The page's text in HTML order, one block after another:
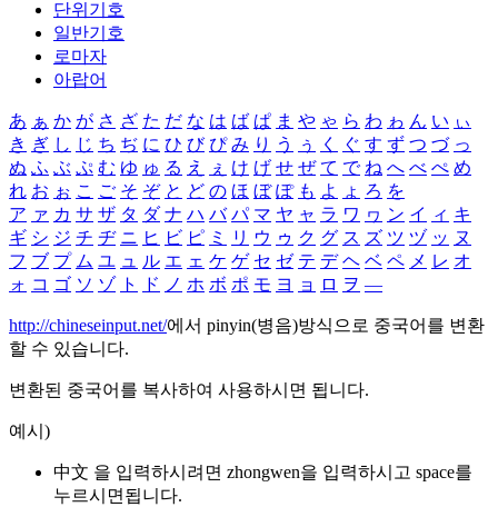
단위기호
일반기호
로마자
아랍어
あ ぁ か が さ ざ た だ な は ば ぱ ま や ゃ ら わ ゎ ん い ぃ
き ぎ し じ ち ぢ に ひ び ぴ み り う ぅ く ぐ す ず つ づ っ
ぬ ふ ぶ ぷ む ゆ ゅ る え ぇ け げ せ ぜ て で ね へ べ ぺ め
れ お ぉ こ ご そ ぞ と ど の ほ ぼ ぽ も よ ょ ろ を
ア ァ カ サ ザ タ ダ ナ ハ バ パ マ ヤ ャ ラ ワ ヮ ン イ ィ キ
ギ シ ジ チ ヂ ニ ヒ ビ ピ ミ リ ウ ゥ ク グ ス ズ ツ ヅ ッ ヌ
フ ブ プ ム ユ ュ ル エ ェ ケ ゲ セ ゼ テ デ ヘ ベ ペ メ レ オ
ォ コ ゴ ソ ゾ ト ド ノ ホ ボ ポ モ ヨ ョ ロ ヲ ―
http://chineseinput.net/에서 pinyin(병음)방식으로 중국어를 변환
할 수 있습니다.
변환된 중국어를 복사하여 사용하시면 됩니다.
예시)
中文 을 입력하시려면 zhongwen을 입력하시고 space를
누르시면됩니다.